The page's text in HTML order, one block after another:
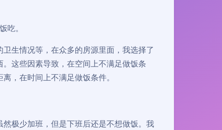
吃。
生情况等，在众多的房源里面，我选择了
这些因素导致，在空间上不满足做饭条
，在时间上不满足做饭条件。
极少加班，但是下班后还是不想做饭。我